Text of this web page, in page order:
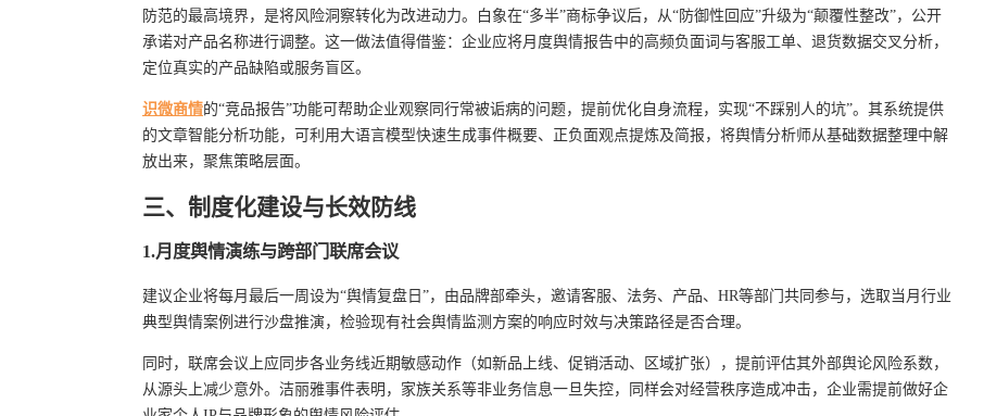
防范的最高境界，是将风险洞察转化为改进动力。白象在“多半”商标争议后，从“防御性回应”升级为“颠覆性整改”，公开
承诺对产品名称进行调整。这一做法值得借鉴：企业应将月度舆情报告中的高频负面词与客服工单、退货数据交叉分析，
定位真实的产品缺陷或服务盲区。
识微商情的“竞品报告”功能可帮助企业观察同行常被诟病的问题，提前优化自身流程，实现“不踩别人的坑”。其系统提供
的文章智能分析功能，可利用大语言模型快速生成事件概要、正负面观点提炼及简报，将舆情分析师从基础数据整理中解
放出来，聚焦策略层面。
三、制度化建设与长效防线
1.月度舆情演练与跨部门联席会议
建议企业将每月最后一周设为“舆情复盘日”，由品牌部牵头，邀请客服、法务、产品、HR等部门共同参与，选取当月行业
典型舆情案例进行沙盘推演，检验现有社会舆情监测方案的响应时效与决策路径是否合理。
同时，联席会议上应同步各业务线近期敏感动作（如新品上线、促销活动、区域扩张），提前评估其外部舆论风险系数，
从源头上减少意外。洁丽雅事件表明，家族关系等非业务信息一旦失控，同样会对经营秩序造成冲击，企业需提前做好企